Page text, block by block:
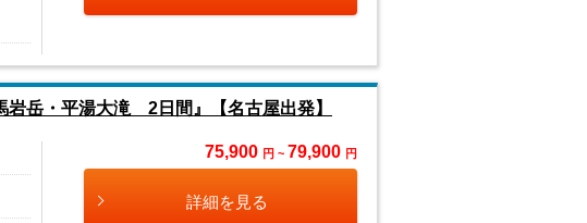
岳・平湯大滝 2日間』【名古屋出発】
75,900 円 ~ 79,900 円
詳細を見る